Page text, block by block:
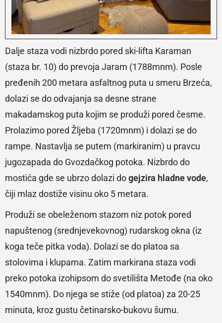
Dalje staza vodi nizbrdo pored ski-lifta Karaman
(staza br. 10) do prevoja Jaram (1788mnm). Posle
pređenih 200 metara asfaltnog puta u smeru Brzeća,
dolazi se do odvajanja sa desne strane
makadamskog puta kojim se produži pored česme.
Prolazimo pored Žljeba (1720mnm) i dolazi se do
rampe. Nastavlja se putem (markiranim) u pravcu
jugozapada do Gvozdačkog potoka. Nizbrdo do
mostića gde se ubrzo dolazi dogejzira hladne vode,
čiji mlaz dostiže visinu oko 5 metara.
Produži se obeleženom stazom niz potok pored
napuštenog (srednjevekovnog) rudarskog okna (iz
koga teče pitka voda). Dolazi se do platoa sa
stolovima i klupama. Zatim markirana staza vodi
preko potoka izohipsom do svetilišta Metođe (na oko
1540mnm). Do njega se stiže (od platoa) za 20-25
minuta, kroz gustu četinarsko-bukovu šumu.